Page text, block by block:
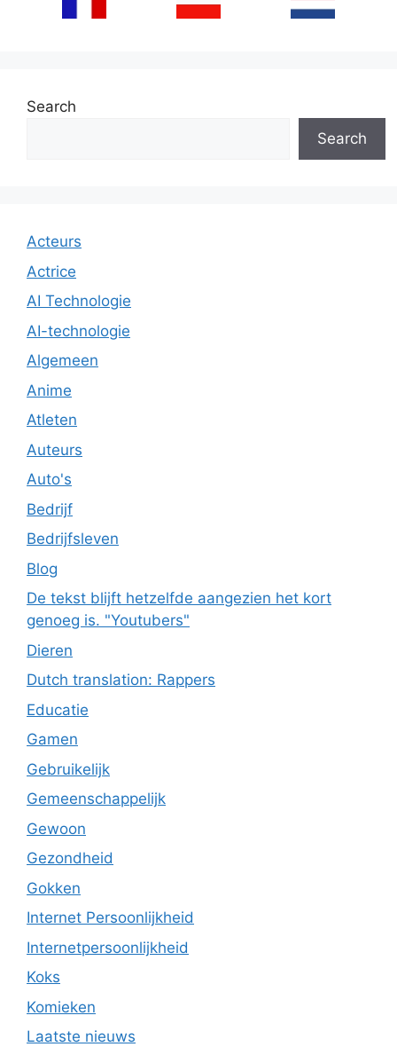
Search
Search
Acteurs
Actrice
AI Technologie
AI-technologie
Algemeen
Anime
Atleten
Auteurs
Auto's
Bedrijf
Bedrijfsleven
Blog
De tekst blijft hetzelfde aangezien het kort
genoeg is. "Youtubers"
Dieren
Dutch translation: Rappers
Educatie
Gamen
Gebruikelijk
Gemeenschappelijk
Gewoon
Gezondheid
Gokken
Internet Persoonlijkheid
Internetpersoonlijkheid
Koks
Komieken
Laatste nieuws